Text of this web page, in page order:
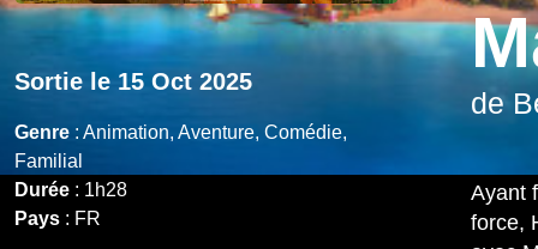
Sortie le 15 Oct 2025
Genre : Animation, Aventure, Comédie,
Familial
Durée : 1h28
Pays : FR
de
Ayant
force,